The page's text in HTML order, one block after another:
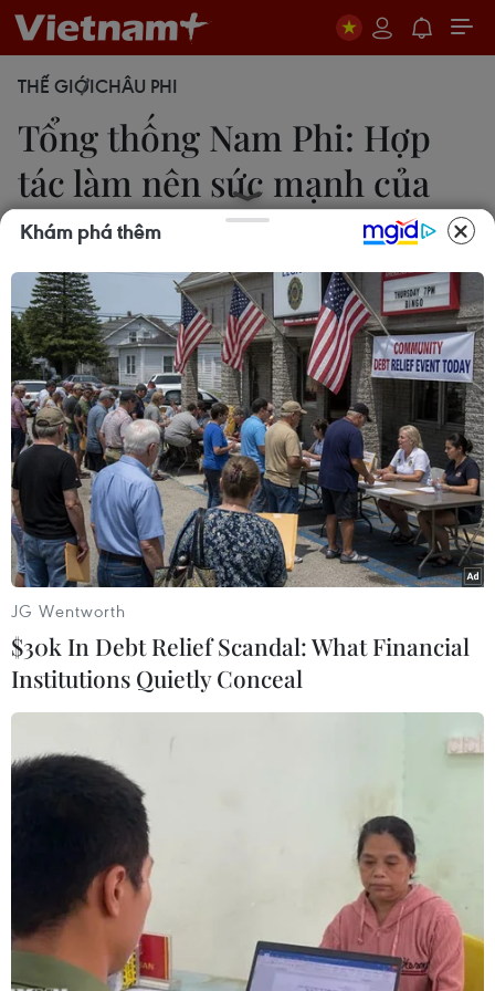
THẾ GIỚICHÂU PHI
Tổng thống Nam Phi: Hợp
tác làm nên sức mạnh của
G20
Hồng Minh-Hoàng Minh
21/02/2025 08:43
Tổng thống Nam Phi nhấn mạnh G20 phải tiếp tục
ủng hộ các giải pháp ngoại giao cho các cuộc
xung đột, và điều quan trọng cần ghi nhớ rằng
hợp tác là sức mạnh lớn nhất.
Tổng thống Nam Phi Cyril Ramaphosa phát biểu khai mạc Hội
nghị Ngoại trưởng G20 tại Johannesburg, Nam Phi ngày
20/2/2025. (Ảnh: Kyodo/TTXVN)
Theo phóng viên TTXVN tại Nam Phi, ngày 20/2,
Tổng thống Nam Phi Cyril Ramaphosa đã khai
Khám phá thêm
JG Wentworth
$30k In Debt Relief Scandal: What Financial
Institutions Quietly Conceal